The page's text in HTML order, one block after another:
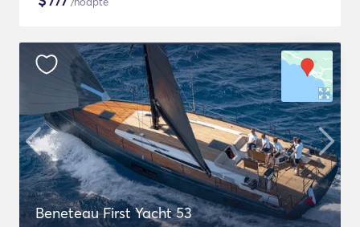
Beneteau First Yacht 53